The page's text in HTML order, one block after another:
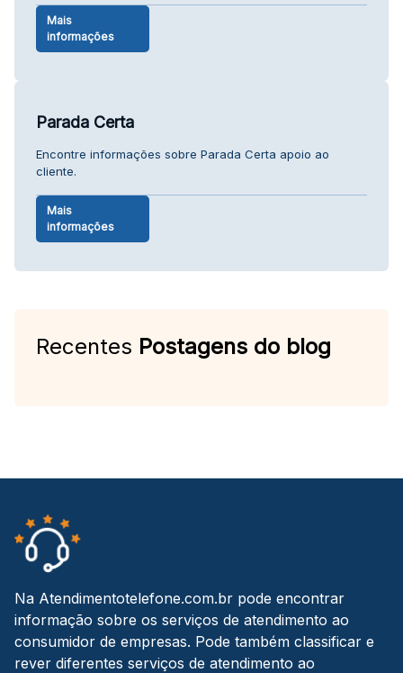
Mais
informações
Parada Certa
Encontre informações sobre Parada Certa apoio ao
cliente.
Mais
informações
Recentes Postagens do blog
Na Atendimentotelefone.com.br pode encontrar
informação sobre os serviços de atendimento ao
consumidor de empresas. Pode também classificar e
rever diferentes serviços de atendimento ao